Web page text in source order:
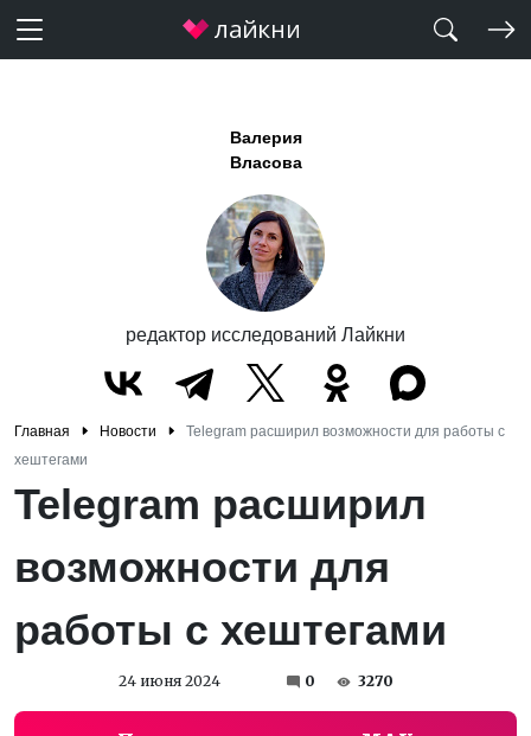
Валерия
Власова
редактор исследований Лайкни
Главная Новости
Telegram расширил возможности для работы с
хештегами
Telegram расширил
возможности для
работы с хештегами
24 июня 2024 0 3270